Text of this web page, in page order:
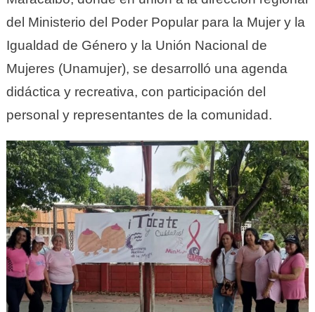
del Ministerio del Poder Popular para la Mujer y la
Igualdad de Género y la Unión Nacional de
Mujeres (Unamujer), se desarrolló una agenda
didáctica y recreativa, con participación del
personal y representantes de la comunidad.